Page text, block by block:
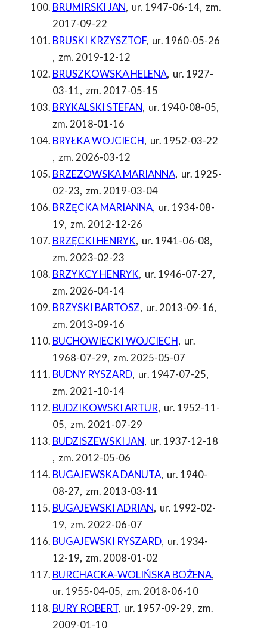
BRUMIRSKI JAN, ur. 1947-06-14, zm.
2017-09-22
BRUSKI KRZYSZTOF, ur. 1960-05-26
, zm. 2019-12-12
BRUSZKOWSKA HELENA, ur. 1927-
03-11, zm. 2017-05-15
BRYKALSKI STEFAN, ur. 1940-08-05,
zm. 2018-01-16
BRYŁKA WOJCIECH, ur. 1952-03-22
, zm. 2026-03-12
BRZEZOWSKA MARIANNA, ur. 1925-
02-23, zm. 2019-03-04
BRZĘCKA MARIANNA, ur. 1934-08-
19, zm. 2012-12-26
BRZĘCKI HENRYK, ur. 1941-06-08,
zm. 2023-02-23
BRZYKCY HENRYK, ur. 1946-07-27,
zm. 2026-04-14
BRZYSKI BARTOSZ, ur. 2013-09-16,
zm. 2013-09-16
BUCHOWIECKI WOJCIECH, ur.
1968-07-29, zm. 2025-05-07
BUDNY RYSZARD, ur. 1947-07-25,
zm. 2021-10-14
BUDZIKOWSKI ARTUR, ur. 1952-11-
05, zm. 2021-07-29
BUDZISZEWSKI JAN, ur. 1937-12-18
, zm. 2012-05-06
BUGAJEWSKA DANUTA, ur. 1940-
08-27, zm. 2013-03-11
BUGAJEWSKI ADRIAN, ur. 1992-02-
19, zm. 2022-06-07
BUGAJEWSKI RYSZARD, ur. 1934-
12-19, zm. 2008-01-02
BURCHACKA-WOLIŃSKA BOŻENA,
ur. 1955-04-05, zm. 2018-06-10
BURY ROBERT, ur. 1957-09-29, zm.
2009-01-10